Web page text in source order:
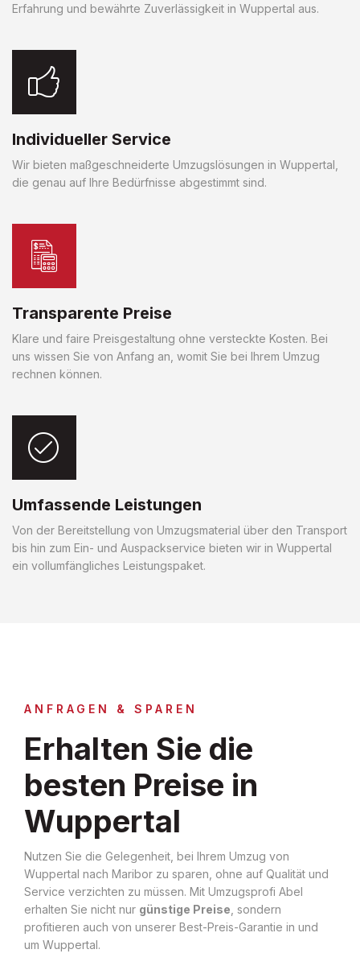
Erfahrung und bewährte Zuverlässigkeit in Wuppertal aus.
Individueller Service
Wir bieten maßgeschneiderte Umzugslösungen in Wuppertal,
die genau auf Ihre Bedürfnisse abgestimmt sind.
Transparente Preise
Klare und faire Preisgestaltung ohne versteckte Kosten. Bei
uns wissen Sie von Anfang an, womit Sie bei Ihrem Umzug
rechnen können.
Umfassende Leistungen
Von der Bereitstellung von Umzugsmaterial über den Transport
bis hin zum Ein- und Auspackservice bieten wir in Wuppertal
ein vollumfängliches Leistungspaket.
ANFRAGEN & SPAREN
Erhalten Sie die
besten Preise in
Wuppertal
Nutzen Sie die Gelegenheit, bei Ihrem Umzug von
Wuppertal nach Maribor zu sparen, ohne auf Qualität und
Service verzichten zu müssen. Mit Umzugsprofi Abel
erhalten Sie nicht nur günstige Preise , sondern
profitieren auch von unserer Best-Preis-Garantie in und
um Wuppertal.